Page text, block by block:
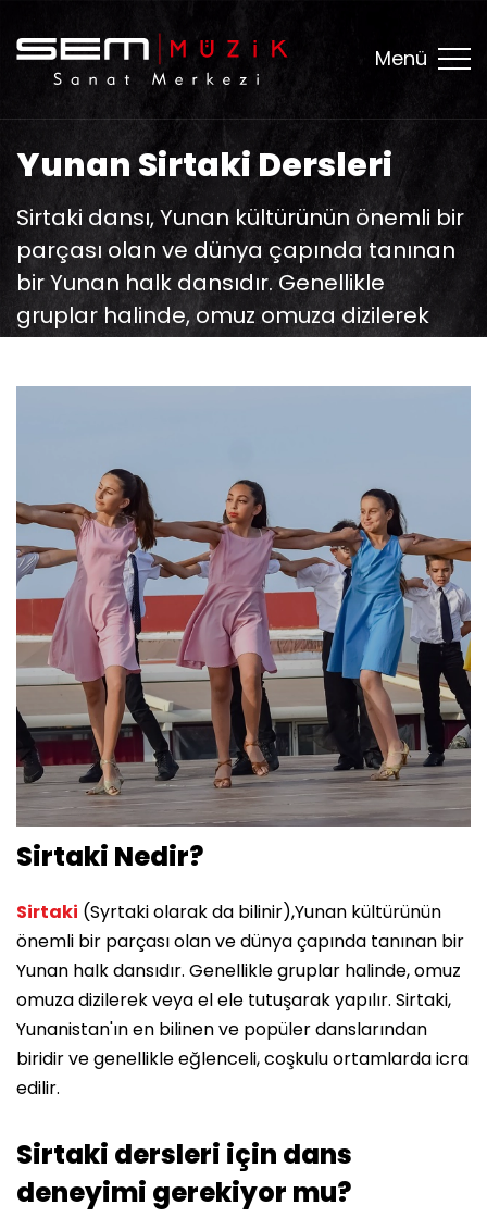
Menü
Yunan Sirtaki Dersleri
Sirtaki dansı, Yunan kültürünün önemli bir
parçası olan ve dünya çapında tanınan
bir Yunan halk dansıdır. Genellikle
gruplar halinde, omuz omuza dizilerek
Sirtaki Nedir?
Sirtaki (Syrtaki olarak da bilinir),Yunan kültürünün
önemli bir parçası olan ve dünya çapında tanınan bir
Yunan halk dansıdır. Genellikle gruplar halinde, omuz
omuza dizilerek veya el ele tutuşarak yapılır. Sirtaki,
Yunanistan'ın en bilinen ve popüler danslarından
biridir ve genellikle eğlenceli, coşkulu ortamlarda icra
edilir.
Sirtaki dersleri için dans
deneyimi gerekiyor mu?